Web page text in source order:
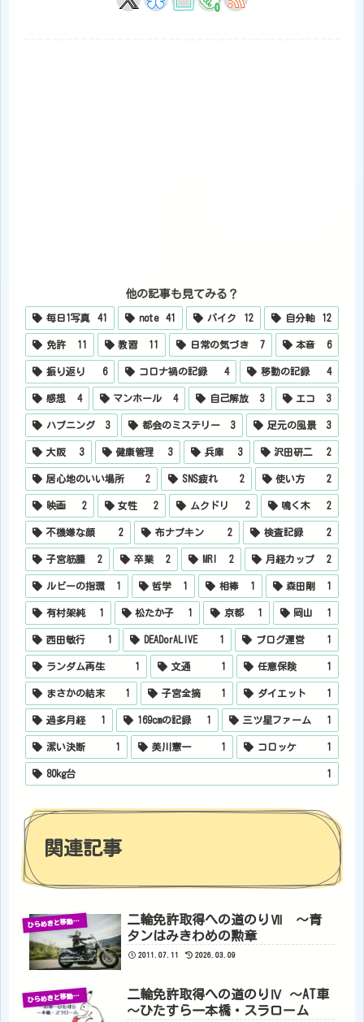
0
他の記事も見てみる？
毎日1写真 41 note 41 バイク 12 自分軸 12
免許 11 教習 11 日常の気づき 7 本音 6
振り返り 6 コロナ禍の記録 4 移動の記録 4
感想 4 マンホール 4 自己解放 3 エコ 3
ハプニング 3 都会のミステリー 3 足元の風景 3
大阪 3 健康管理 3 兵庫 3 沢田研二 2
居心地のいい場所 2 SNS疲れ 2 使い方 2
映画 2 女性 2 ムクドリ 2 鳴く木 2
不機嫌な顔 2 布ナプキン 2 検査記録 2
子宮筋腫 2 卒業 2 MRI 2 月経カップ 2
ルビーの指環 1 哲学 1 相棒 1 森田剛 1
有村架純 1 松たか子 1 京都 1 岡山 1
西田敏行 1 DEADorALIVE 1 ブログ運営 1
ランダム再生 1 文通 1 任意保険 1
まさかの結末 1 子宮全摘 1 ダイエット 1
過多月経 1 169cmの記録 1 三ツ星ファーム 1
潔い決断 1 美川憲一 1 コロッケ 1
80kg台 1
関連記事
ひ
らめきと移動の記録
二輪免許取得への道のりⅦ 〜青
タンはみきわめの勲章
2011.07.11 2026.03.09
ひ
らめきと移動の記録
二輪免許取得への道のりⅣ ～AT車
～ひたすら一本橋・スラローム